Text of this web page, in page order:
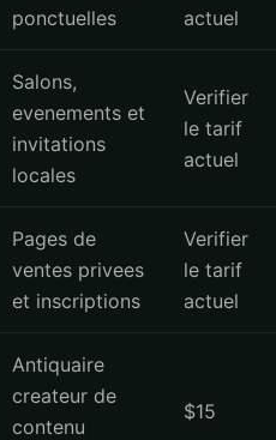
ponctuelles
actuel
Salons,
evenements et
invitations
locales
Verifier
le tarif
actuel
Pages de
ventes privees
et inscriptions
Verifier
le tarif
actuel
Antiquaire
createur de
contenu
$15